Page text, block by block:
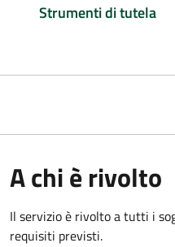
Strumenti di tutela
A chi è rivolto
Il servizio è rivolto a tutti i
requisiti previsti.